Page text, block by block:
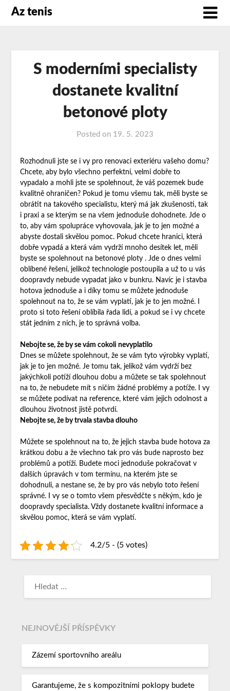
Az tenis
S moderními specialisty
dostanete kvalitní
betonové ploty
Posted on 19. 5. 2023
Rozhodnuli jste se i vy pro renovaci exteriéru vašeho domu?
Chcete, aby bylo všechno perfektní, velmi dobře to
vypadalo a mohli jste se spolehnout, že váš pozemek bude
kvalitně ohraničen? Pokud je tomu všemu tak, měli byste se
obrátit na takového specialistu, který má jak zkušenosti, tak
i praxi a se kterým se na všem jednoduše dohodnete. Jde o
to, aby vám spolupráce vyhovovala, jak je to jen možné a
abyste dostali skvělou pomoc. Pokud chcete hranici, která
dobře vypadá a která vám vydrží mnoho desítek let, měli
byste se spolehnout na betonové ploty . Jde o dnes velmi
oblíbené řešení, jelikož technologie postoupila a už to u vás
doopravdy nebude vypadat jako v bunkru. Navíc je i stavba
hotova jednoduše a i díky tomu se můžete jednoduše
spolehnout na to, že se vám vyplatí, jak je to jen možné. I
proto si toto řešení oblíbila řada lidí, a pokud se i vy chcete
stát jedním z nich, je to správná volba.
Nebojte se, že by se vám cokoli nevyplatilo
Dnes se můžete spolehnout, že se vám tyto výrobky vyplatí,
jak je to jen možné. Je tomu tak, jelikož vám vydrží bez
jakýchkoli potíží dlouhou dobu a můžete se tak spolehnout
na to, že nebudete mít s ničím žádné problémy a potíže. I vy
se můžete podívat na reference, které vám jejich odolnost a
dlouhou životnost jistě potvrdí.
Nebojte se, že by trvala stavba dlouho
Můžete se spolehnout na to, že jejich stavba bude hotova za
krátkou dobu a že všechno tak pro vás bude naprosto bez
problémů a potíží. Budete moci jednoduše pokračovat v
dalších úpravách v tom termínu, na kterém jste se
dohodnuli, a nestane se, že by pro vás nebylo toto řešení
správné. I vy se o tomto všem přesvědčte s někým, kdo je
doopravdy specialista. Vždy dostanete kvalitní informace a
skvělou pomoc, která se vám vyplatí.
4.2/5 - (5 votes)
NEJNOVĚJŠÍ PŘÍSPĚVKY
Zázemí sportovního areálu
Garantujeme, že s kompozitními poklopy budete